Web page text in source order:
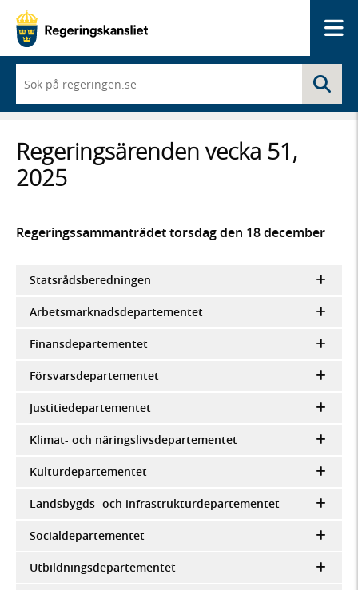
du
börjar
skriva
framträder
en
lista
Regeringsärenden vecka 51,
2025
Regeringssammanträdet torsdag den 18 december
Statsrådsberedningen
Arbetsmarknadsdepartementet
Finansdepartementet
Försvarsdepartementet
Justitiedepartementet
Klimat- och näringslivsdepartementet
Kulturdepartementet
Landsbygds- och infrastrukturdepartementet
Socialdepartementet
Utbildningsdepartementet